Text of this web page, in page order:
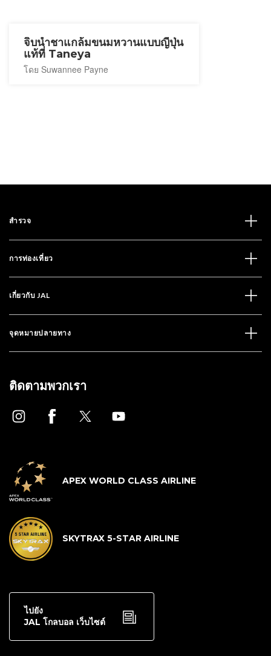
จิบน้ำชาแกล้มขนมหวานแบบญี่ปุ่น
แท้ที่ Taneya
โดย Suwannee Payne
สำรวจ
การท่องเที่ยว
เกี่ยวกับ JAL
จุดหมายปลายทาง
ติดตามพวกเรา
APEX WORLD CLASS AIRLINE
SKYTRAX 5-STAR AIRLINE
ไปยัง
JAL โกลบอล เว็บไซต์